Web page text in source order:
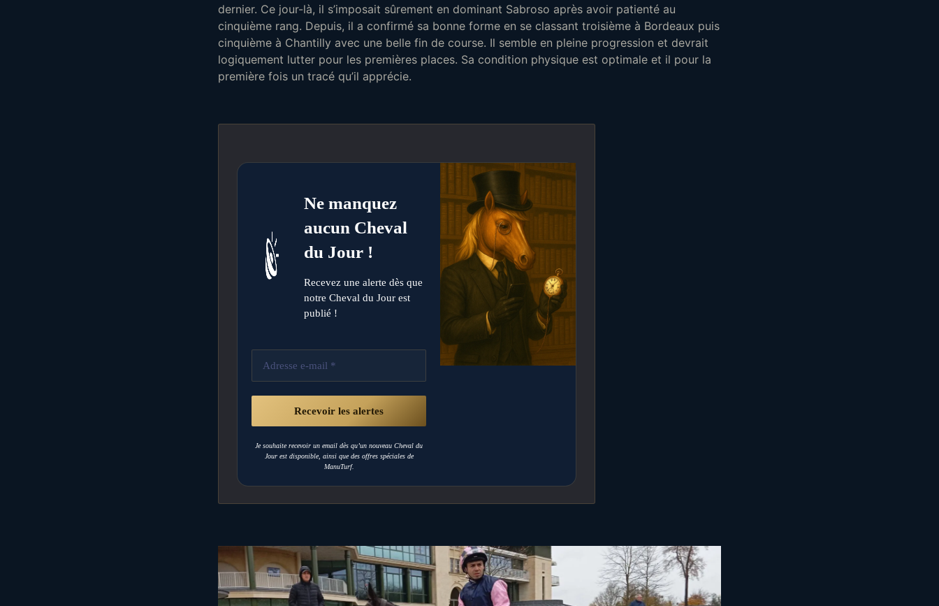
dernier. Ce jour-là, il s’imposait sûrement en dominant Sabroso après avoir patienté au
cinquième rang. Depuis, il a confirmé sa bonne forme en se classant troisième à Bordeaux puis
cinquième à Chantilly avec une belle fin de course. Il semble en pleine progression et devrait
logiquement lutter pour les premières places. Sa condition physique est optimale et il pour la
première fois un tracé qu’il apprécie.
Ne manquez
aucun Cheval
du Jour !
Recevez une alerte dès que
notre Cheval du Jour est
publié !
Je souhaite recevoir un email dès qu’un nouveau Cheval du
Jour est disponible, ainsi que des offres spéciales de
ManuTurf.